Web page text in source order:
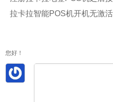
拉卡拉智能POS机开机无激
您好！